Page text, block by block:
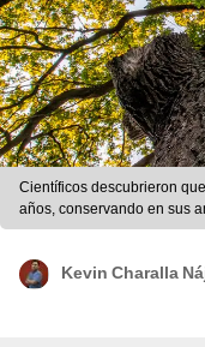
Científicos descubrieron
años, conservando en sus
ecológico en Europa. |
Kevin Charalla